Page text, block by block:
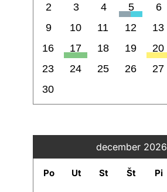
2
3 4 5 6
9
10 11 12 13
16
17 18 19 20
23
24 25 26 27
30
december 2026
Po Ut St Št Pi